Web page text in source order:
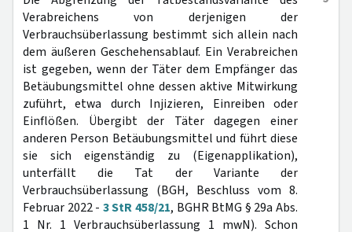
Verabreichens von derjenigen der
Verbrauchsüberlassung bestimmt sich allein nach
dem äußeren Geschehensablauf. Ein Verabreichen
ist gegeben, wenn der Täter dem Empfänger das
Betäubungsmittel ohne dessen aktive Mitwirkung
zuführt, etwa durch Injizieren, Einreiben oder
Einflößen. Übergibt der Täter dagegen einer
anderen Person Betäubungsmittel und führt diese
sie sich eigenständig zu (Eigenapplikation),
unterfällt die Tat der Variante der
Verbrauchsüberlassung (BGH, Beschluss vom 8.
Februar 2022 - 3 StR 458/21, BGHR BtMG § 29a Abs.
1 Nr. 1 Verbrauchsüberlassung 1 mwN). Schon